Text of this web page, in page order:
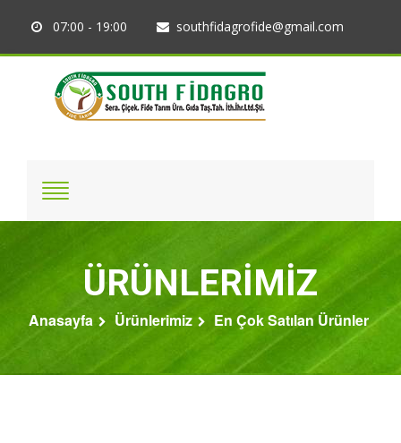
07:00 - 19:00 southfidagrofide@gmail.com
ÜRÜNLERİMİZ
Anasayfa Ürünlerimiz En Çok Satılan Ürünler